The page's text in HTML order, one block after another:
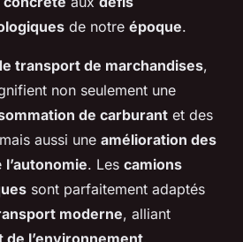
de notre époque.
transport de marchandises,
non seulement une
de carburant et des
aussi une amélioration des
l’autonomie. Les camions
sont parfaitement adaptés
moderne, alliant